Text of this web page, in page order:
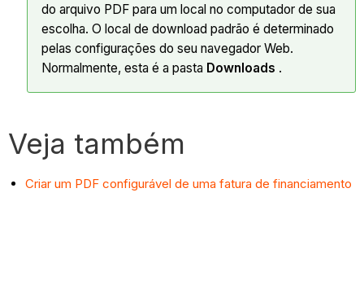
do arquivo PDF para um local no computador de sua
escolha. O local de download padrão é determinado
pelas configurações do seu navegador Web.
Normalmente, esta é a pasta Downloads .
Veja também
Criar um PDF configurável de uma fatura de financiamento